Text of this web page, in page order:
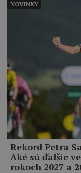
Rekord Petra
Aké sú ďalšie
rokoch 2027 a
NOVINKY